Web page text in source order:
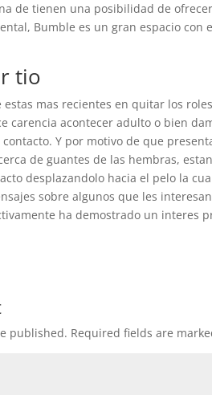
de tienen una posibilidad de
Bumble es un gran espacio con
tio
mas recientes en quitar los
carencia acontecer adulto o bien
Y por motivo de que
de guantes de las hembras,
desplazandolo hacia el pelo la
sobre algunos que les
ha demostrado un interes
published. Required fields are